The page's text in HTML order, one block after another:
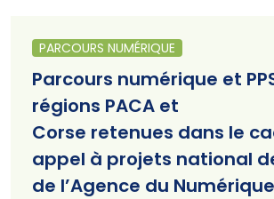
PARCOURS NUMÉRIQUE
Parcours numérique et
régions PACA et
Corse retenues dans le
appel à projets national
de l’Agence du